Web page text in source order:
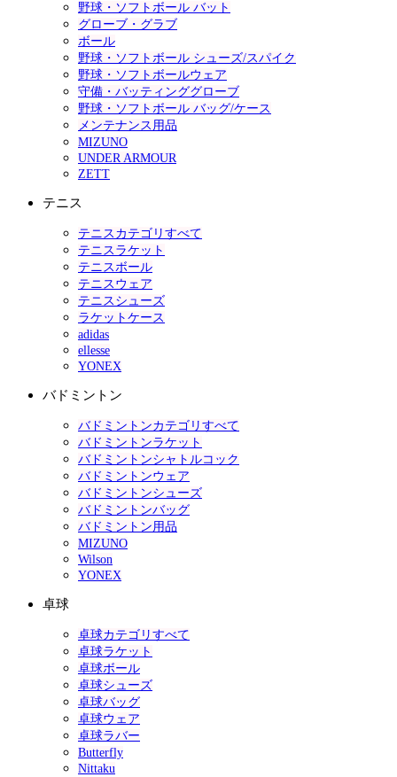
野球・ソフトボール バット
グローブ・グラブ
ボール
野球・ソフトボール シューズ/スパイク
野球・ソフトボールウェア
守備・バッティンググローブ
野球・ソフトボール バッグ/ケース
メンテナンス用品
MIZUNO
UNDER ARMOUR
ZETT
テニス
テニスカテゴリすべて
テニスラケット
テニスボール
テニスウェア
テニスシューズ
ラケットケース
adidas
ellesse
YONEX
バドミントン
バドミントンカテゴリすべて
バドミントンラケット
バドミントンシャトルコック
バドミントンウェア
バドミントンシューズ
バドミントンバッグ
バドミントン用品
MIZUNO
Wilson
YONEX
卓球
卓球カテゴリすべて
卓球ラケット
卓球ボール
卓球シューズ
卓球バッグ
卓球ウェア
卓球ラバー
Butterfly
Nittaku